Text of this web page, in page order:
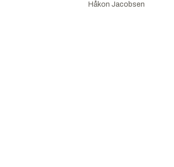
Håkon Jacobsen